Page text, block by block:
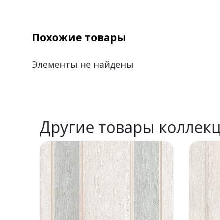
Похожие товары
Элементы не найдены
Другие товары